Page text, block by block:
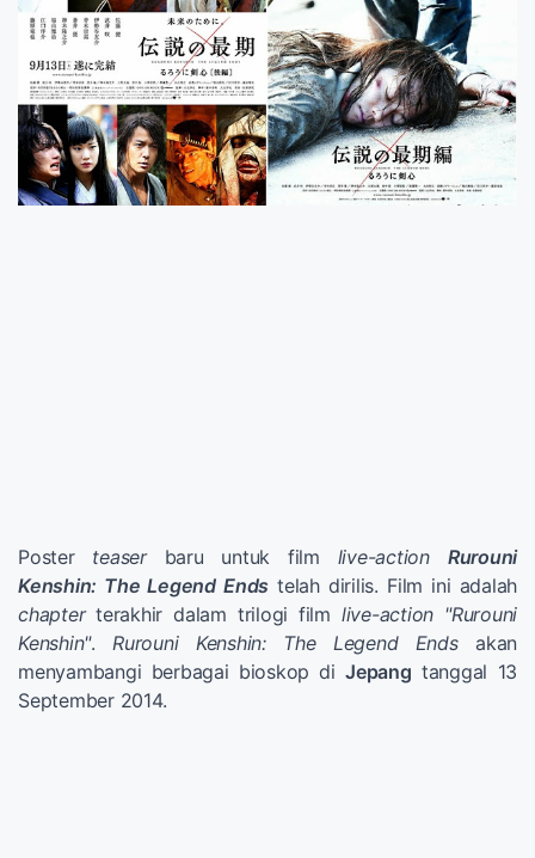
Poster teaserbaru untuk film live-action Rurouni
Kenshin: The Legend Ends telah dirilis. Film ini adalah
chapterterakhir dalam trilogi film live-action "Rurouni
Kenshin".Rurouni Kenshin: The Legend Endsakan
menyambangi berbagai bioskop diJepang tanggal 13
September 2014.